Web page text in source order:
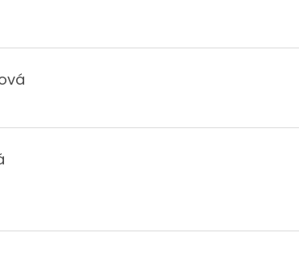
je 5 z 5 hvězdiček.
je 5 z 5 hvězdiček.
je 5 z 5 hvězdiček.